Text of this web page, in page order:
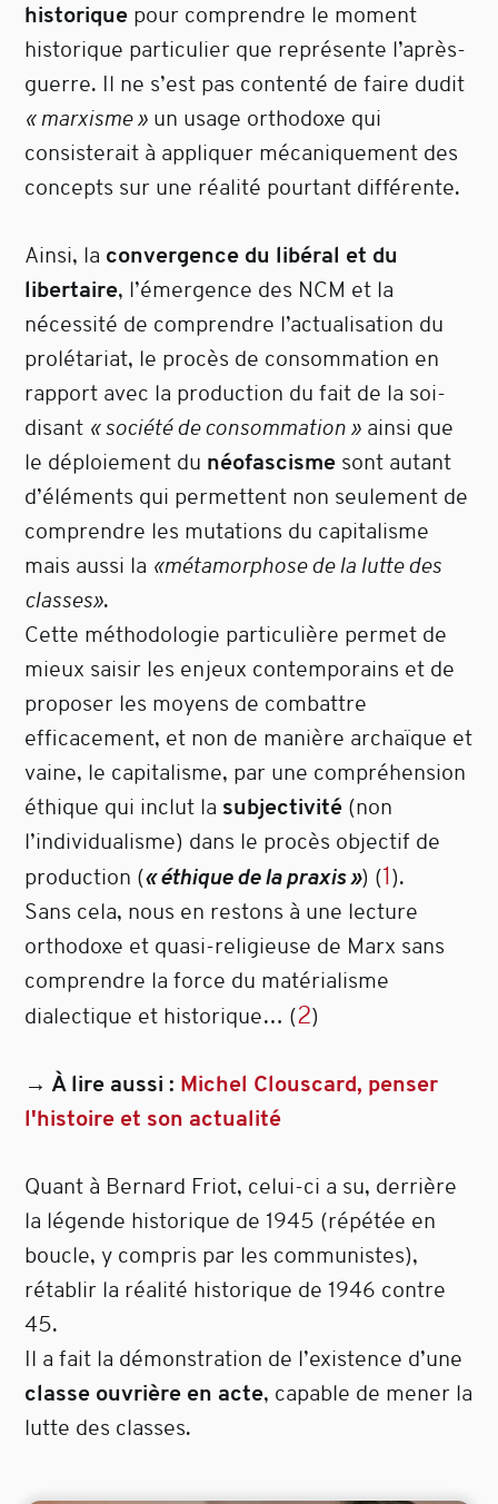
historique pour comprendre le moment
historique particulier que représente l’après-
guerre. Il ne s’est pas contenté de faire dudit
« marxisme » un usage orthodoxe qui
consisterait à appliquer mécaniquement des
concepts sur une réalité pourtant différente.
Ainsi, la convergence du libéral et du
libertaire, l’émergence des NCM et la
nécessité de comprendre l’actualisation du
prolétariat, le procès de consommation en
rapport avec la production du fait de la soi-
disant « société de consommation » ainsi que
le déploiement du néofascisme sont autant
d’éléments qui permettent non seulement de
comprendre les mutations du capitalisme
mais aussi la «métamorphose de la lutte des
classes».
Cette méthodologie particulière permet de
mieux saisir les enjeux contemporains et de
proposer les moyens de combattre
efficacement, et non de manière archaïque et
vaine, le capitalisme, par une compréhension
éthique qui inclut la subjectivité (non
l’individualisme) dans le procès objectif de
production (« éthique de la praxis ») (1).
Sans cela, nous en restons à une lecture
orthodoxe et quasi-religieuse de Marx sans
comprendre la force du matérialisme
dialectique et historique… (2)
→ À lire aussi : Michel Clouscard, penser
l'histoire et son actualité
Quant à Bernard Friot, celui-ci a su, derrière
la légende historique de 1945 (répétée en
boucle, y compris par les communistes),
rétablir la réalité historique de 1946 contre
45.
Il a fait la démonstration de l’existence d’une
classe ouvrière en acte, capable de mener la
lutte des classes.